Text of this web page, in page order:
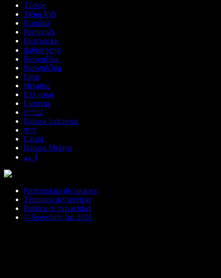
Türkçe
Tiếng Việt
Română
Português
Български
ქართული
Slovenčina
Slovenščina
Eesti
Hrvatski
Ελληνικά
Lietuvių
עברית
Bahasa Indonesia
বাংলা
Català
Bahasa Melayu
اردو
Preferencias de cookies
Términos del servicio
Política de privacidad
© Speechify Inc 2026